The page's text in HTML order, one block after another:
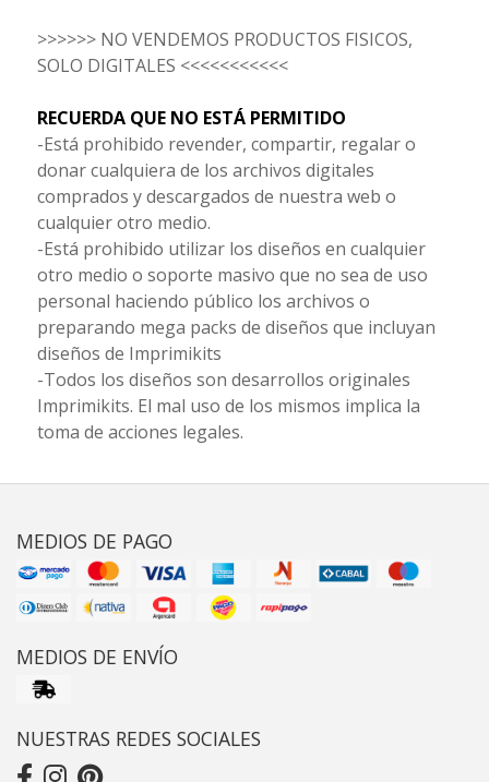
>>>>>> NO VENDEMOS PRODUCTOS FISICOS,
SOLO DIGITALES <<<<<<<<<<<
RECUERDA QUE NO ESTÁ PERMITIDO
-Está prohibido revender, compartir, regalar o
donar cualquiera de los archivos digitales
comprados y descargados de nuestra web o
cualquier otro medio.
-Está prohibido utilizar los diseños en cualquier
otro medio o soporte masivo que no sea de uso
personal haciendo público los archivos o
preparando mega packs de diseños que incluyan
diseños de Imprimikits
-Todos los diseños son desarrollos originales
Imprimikits. El mal uso de los mismos implica la
toma de acciones legales.
MEDIOS DE PAGO
MEDIOS DE ENVÍO
NUESTRAS REDES SOCIALES